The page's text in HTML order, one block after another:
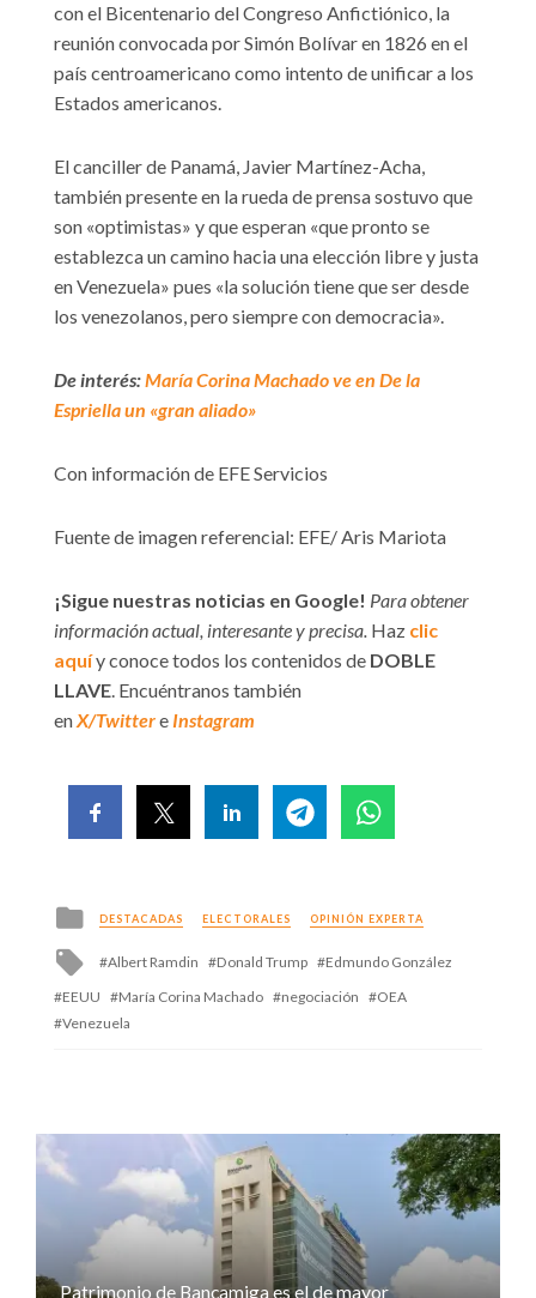
con el Bicentenario del Congreso Anfictiónico, la
reunión convocada por Simón Bolívar en 1826 en el
país centroamericano como intento de unificar a los
Estados americanos.
El canciller de Panamá, Javier Martínez-Acha,
también presente en la rueda de prensa sostuvo que
son «optimistas» y que esperan «que pronto se
establezca un camino hacia una elección libre y justa
en Venezuela» pues «la solución tiene que ser desde
los venezolanos, pero siempre con democracia».
De interés:María Corina Machado ve en De la
Espriella un «gran aliado»
Con información de EFE Servicios
Fuente de imagen referencial: EFE/ Aris Mariota
¡Sigue nuestras noticias en Google! Para obtener
información actual, interesante y precisa. Haz clic
aquíy conoce todos los contenidos de DOBLE
LLAVE. Encuéntranos también
enX/Twittere Instagram
Posted
in
DESTACADAS ELECTORALES OPINIÓN EXPERTA
Tagged
Albert Ramdin Donald Trump
Edmundo González
EEUU
María Corina Machado negociación
OEA
Venezuela
Patrimonio de Bancamiga es el de mayor